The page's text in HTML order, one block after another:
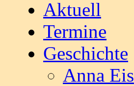
Aktuell
Termine
Geschichte
Anna Eis